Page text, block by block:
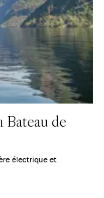
de
électrique et